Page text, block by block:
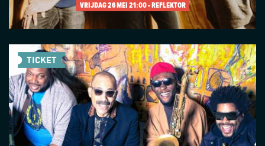
VRIJDAG 26 MEI 21:00 - REFLEKTOR
TICKET